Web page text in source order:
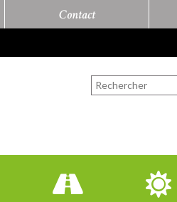
Contact